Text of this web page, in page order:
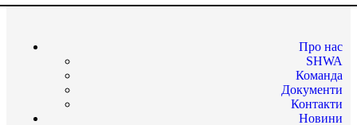
Про нас
SHWA
Команда
Документи
Контакти
Новини